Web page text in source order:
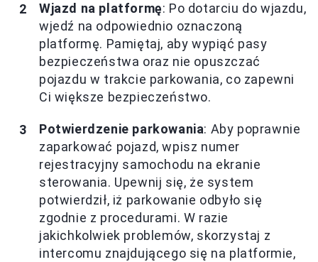
Wjazd na platformę: Po dotarciu do wjazdu,
wjedź na odpowiednio oznaczoną
platformę. Pamiętaj, aby wypiąć pasy
bezpieczeństwa oraz nie opuszczać
pojazdu w trakcie parkowania, co zapewni
Ci większe bezpieczeństwo.
Potwierdzenie parkowania: Aby poprawnie
zaparkować pojazd, wpisz numer
rejestracyjny samochodu na ekranie
sterowania. Upewnij się, że system
potwierdził, iż parkowanie odbyło się
zgodnie z procedurami. W razie
jakichkolwiek problemów, skorzystaj z
intercomu znajdującego się na platformie,